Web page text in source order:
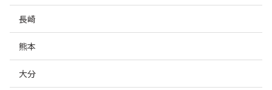
長崎
熊本
大分